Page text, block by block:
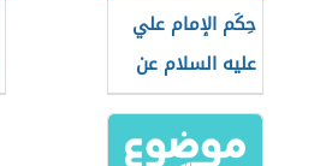
حِكَم الإمام علي
عليه السلام عن
الأخلاق